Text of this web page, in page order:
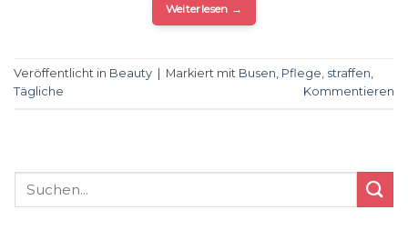
Weiterlesen →
Veröffentlicht in Beauty Markiert mit Busen Pflege straffen
Tägliche
Kommentieren